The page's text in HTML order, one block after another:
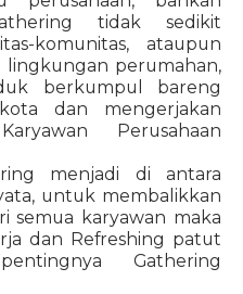
tidak sedikit
komunitas, ataupun
lingkungan perumahan,
berkumpul bareng
dan mengerjakan
Perusahaan
menjadi di antara
untuk membalikkan
semua karyawan maka
dan Refreshing patut
Gathering